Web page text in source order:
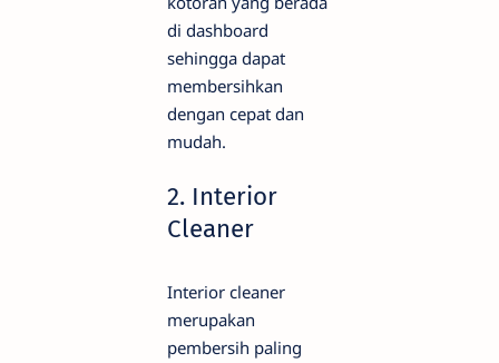
di dashboard
sehingga dapat
membersihkan
dengan cepat dan
mudah.
2. Interior
Cleaner
Interior cleaner
merupakan
pembersih paling